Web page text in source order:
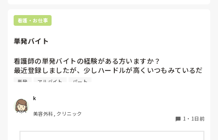
看護・お仕事
単発バイト
看護師の単発バイトの経験がある方いますか？
最近登録しましたが、少しハードルが高くいつもみているだ
けです。
ような雰囲気なのか知りたいです。
単発 アルバイト パート
k
美容外科, クリニック
1 ・ 1日前